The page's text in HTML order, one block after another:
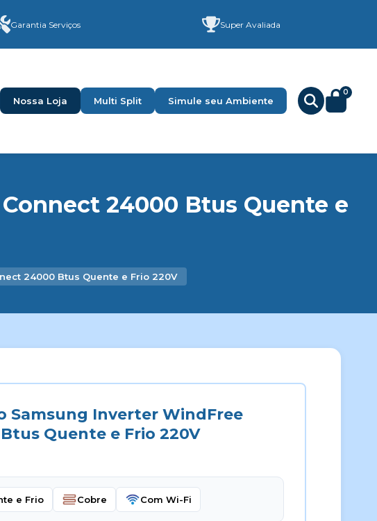
Garantia Serviços Super Avaliada
Nossa Loja Multi Split Simule seu Ambiente
0
24000 Btus Quente e
24000 Btus Quente e Frio 220V
Samsung Inverter WindFree
Quente e Frio 220V
e Frio Cobre Com Wi-Fi